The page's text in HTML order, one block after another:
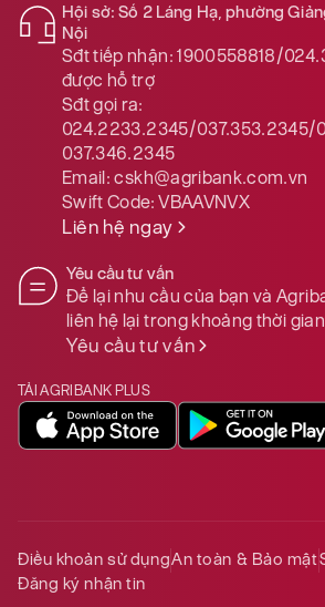
Hội sở: Số 2 Láng Hạ, phường
Nội
Sđt tiếp nhận: 1900558818/
được hỗ trợ
Sđt gọi ra:
024.2233.2345/037.353.2345/
037.346.2345
Email:cskh@agribank.com.vn
Swift Code:VBAAVNVX
Liên hệ ngay
Yêu cầu tư vấn
Để lại nhu cầu của bạn và
liên hệ lại trong khoảng thời
Yêu cầu tư vấn
TẢI AGRIBANK PLUS
Điều khoản sử dụngAn toàn & Bảo mật
Đăng ký nhận tin